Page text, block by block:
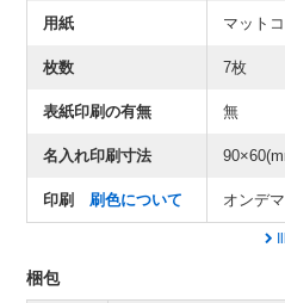
用紙 マット
枚数 7枚
表紙印刷の有無 無
名入れ印刷寸法
印刷刷色について オンデ
梱包